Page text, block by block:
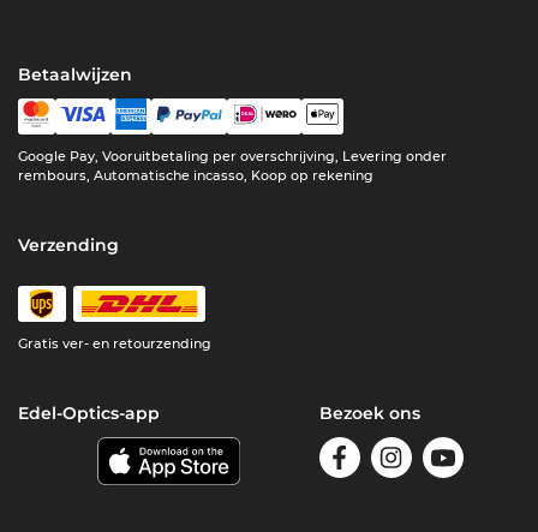
Betaalwijzen
Google Pay, Vooruitbetaling per overschrijving, Levering onder
rembours, Automatische incasso, Koop op rekening
Verzending
Gratis ver- en retourzending
Edel-Optics-app Bezoek ons